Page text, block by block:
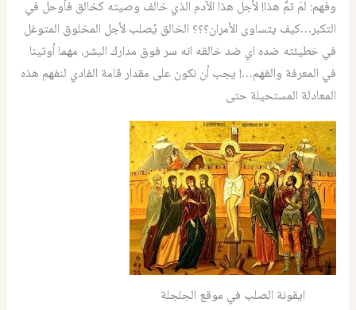
وفهم: لمَ تمَّ هذا! لأجل هذا الآدم الذي خالف وصيته كخالق فأوحل في
التكبر…كيف يتساوى الأمران؟؟؟ الخالق يُصلب لأجل المخلوق المتوغل
في خطيئته ضده اي ضد خالقه انه سر فوق مدارك البشر، مهما أوتينا
في المعرفة والفهم…! يجب أن نكون على مقدار قامة الفادي لنفهم هذه
المعادلة المستحيلة حتى
ايقونة الصلب في موقع الجلجلة